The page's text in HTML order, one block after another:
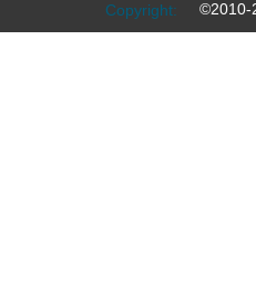
Copyright: ©2010-